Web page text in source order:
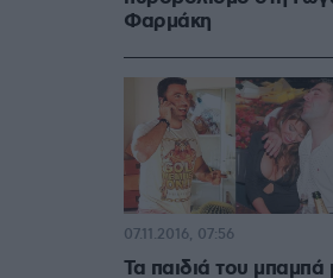
Φαρμάκη
Τα παιδιά του μπαμπά
07.11.2016, 07:56